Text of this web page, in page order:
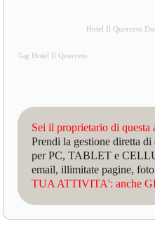
Hotel Il Querceto
Tag Hotel Il Querceto
Sei il proprietario di questa
Prendi la gestione diretta
per PC, TABLET e
email, illimitate pagine,
TUA ATTIVITA': anche